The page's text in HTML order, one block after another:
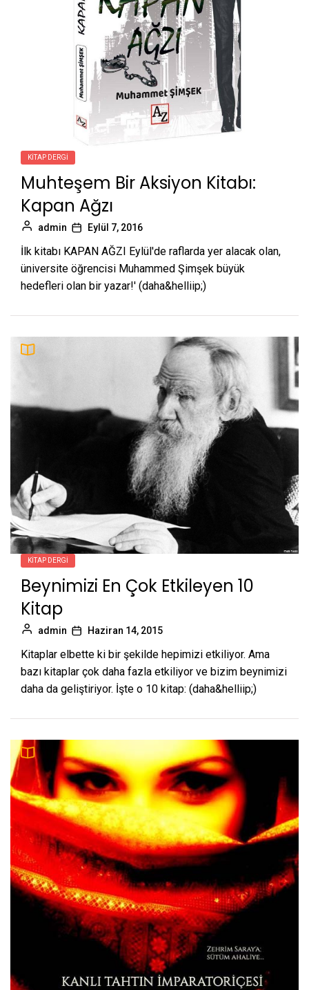
KITAP DERGI
Muhteşem Bir Aksiyon Kitabı:
Kapan Ağzı
admin Eylül 7, 2016
İlk kitabı KAPAN AĞZI Eylül'de raflarda yer alacak olan,
üniversite öğrencisi Muhammed Şimşek büyük
hedefleri olan bir yazar!' (daha&helliip;)
KITAP DERGI
Beynimizi En Çok Etkileyen 10
Kitap
admin Haziran 14, 2015
Kitaplar elbette ki bir şekilde hepimizi etkiliyor. Ama
bazı kitaplar çok daha fazla etkiliyor ve bizim beynimizi
daha da geliştiriyor. İşte o 10 kitap: (daha&helliip;)